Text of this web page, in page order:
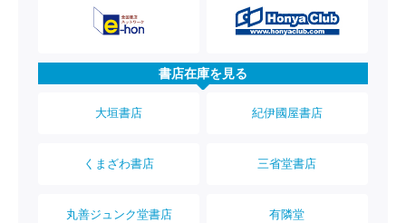
書店在庫を見る
大垣書店 紀伊國屋書店
くまざわ書店 三省堂書店
丸善ジュンク堂書店 有隣堂